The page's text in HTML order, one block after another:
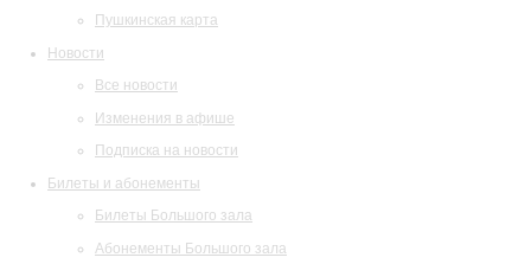
Пушкинская карта
Новости
Все новости
Изменения в афише
Подписка на новости
Билеты и абонементы
Билеты Большого зала
Абонементы Большого зала